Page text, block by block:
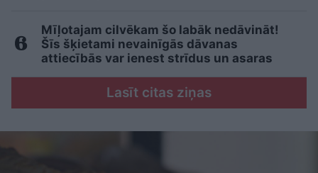
Mīļotajam cilvēkam šo labāk nedāvināt!
Šīs šķietami nevainīgās dāvanas
attiecībās var ienest strīdus un asaras
Lasīt citas ziņas